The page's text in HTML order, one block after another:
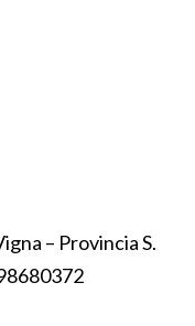
– Provincia S.